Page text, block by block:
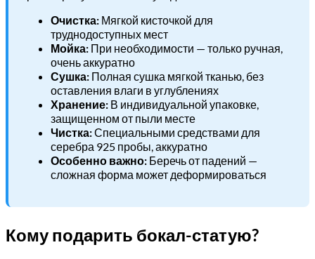
Очистка: Мягкой кисточкой для
труднодоступных мест
Мойка: При необходимости — только ручная,
очень аккуратно
Сушка: Полная сушка мягкой тканью, без
оставления влаги в углублениях
Хранение: В индивидуальной упаковке,
защищенном от пыли месте
Чистка:Специальными средствами для
серебра 925 пробы, аккуратно
Особенно важно: Беречь от падений —
сложная форма может деформироваться
Кому подарить бокал-статую?